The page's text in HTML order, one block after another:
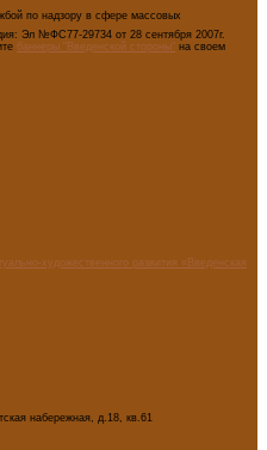
по надзору в сфере массовых
Эл №ФС77-29734 от 28 сентября 2007г.
баннеры "Введенской стороны" на своем
художественного развития «Введенская
набережная, д.18, кв.61